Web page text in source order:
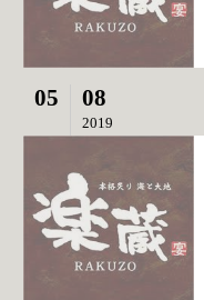
05 08
2019